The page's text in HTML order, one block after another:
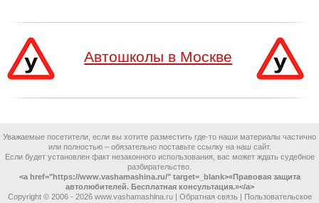
Автошколы в Москве
Уважаемые посетители, если вы хотите разместить где-то наши материалы частично
или полностью – обязательно поставьте ссылку на наш сайт.
Если будет установлен факт незаконного использования, вас может ждать судебное
разбирательство.
<a href="https://www.vashamashina.ru/" target=_blank>«Правовая защита
автолюбителей. Бесплатная консультация.»</a>
Copyright © 2006 - 2026 www.vashamashina.ru | Обратная связь | Пользовательское